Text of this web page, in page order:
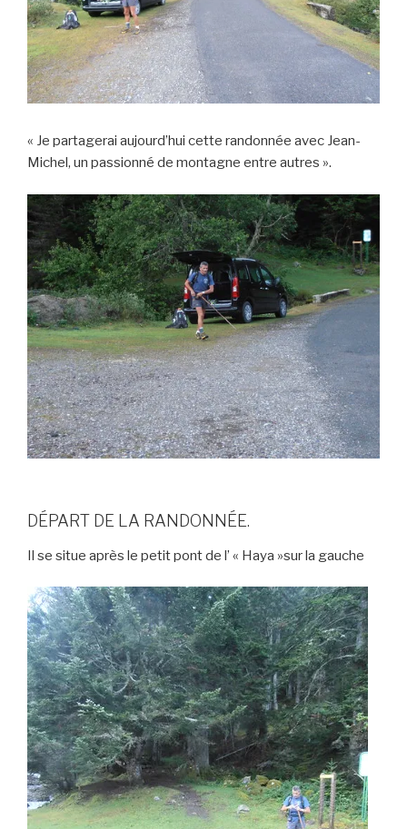
« Je partagerai aujourd’hui cette randonnée avec Jean-
Michel, un passionné de montagne entre autres ».
DÉPART DE LA RANDONNÉE.
Il se situe après le petit pont de l’ « Haya »sur la gauche